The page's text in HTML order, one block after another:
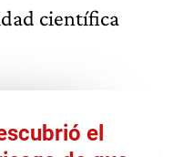
científica
el